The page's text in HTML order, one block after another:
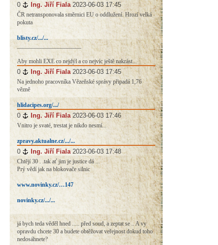
0 # Ing. Jiří Fiala 2023-06-03 17:45
ČR netransponovala směrnici EU o oddlužení. Hrozí velká
pokuta
blisty.cz/.../...
______________________
Aby mohli EXE co nejdýl a co nejvíc ještě nakrást...
0 # Ing. Jiří Fiala 2023-06-03 17:45
Na jednoho pracovníka Vězeňské správy připadá 1,76
vězně
hlidacipes.org/.../
0 # Ing. Jiří Fiala 2023-06-03 17:46
Vnitro je svaté, trestat je nikdo nesmí...
zpravy.aktualne.cz/.../...
0 # Ing. Jiří Fiala 2023-06-03 17:48
Chtějí 30 . .tak ať jim je justice dá ...
Prý vědí jak na blokovače silnic
www.novinky.cz/…147
novinky.cz/.../...
já bych teda věděl hned ..... před soud, a zeptat se .. A vy
opravdu chcete 30 a budete obtěžovat veřejnost dokud toho
nedosáhnete?